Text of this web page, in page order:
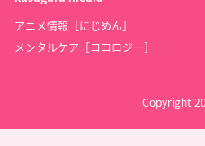
アニメ情報［にじめん］
メンタルケア［ココロジー］
Copyright